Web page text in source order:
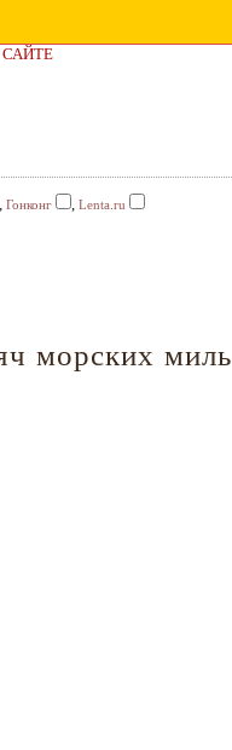
, Гонконг , Lenta.ru
морских миль